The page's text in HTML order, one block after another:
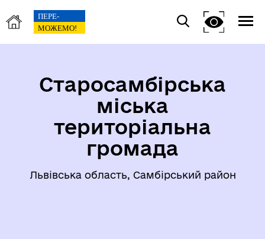
Старосамбірська
міська
територіальна
громада
Львівська область, Самбірський район